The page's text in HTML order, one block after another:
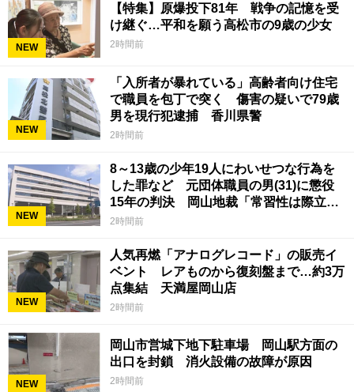
NEW
【特集】原爆投下81年 戦争の記憶を受
け継ぐ…平和を願う高松市の9歳の少女
2時間前
NEW
「入所者が暴れている」高齢者向け住宅
で職員を包丁で突く 傷害の疑いで79歳
男を現行犯逮捕 香川県警
2時間前
NEW
8～13歳の少年19人にわいせつな行為を
した罪など 元団体職員の男(31)に懲役
15年の判決 岡山地裁「常習性は際立っ
ていて被害結果も非常に重い」
2時間前
NEW
人気再燃「アナログレコード」の販売イ
ベント レアものから復刻盤まで…約3万
点集結 天満屋岡山店
2時間前
NEW
岡山市営城下地下駐車場 岡山駅方面の
出口を封鎖 消火設備の故障が原因
2時間前